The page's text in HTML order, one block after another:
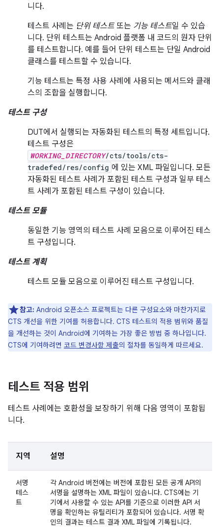
니다.
테스트 사례는 단위 테스트또는 기능 테스트일 수 있습
니다. 단위 테스트는 Android 플랫폼 내 코드의 원자 단위
를 테스트합니다. 예를 들어 단위 테스트는 단일 Android
클래스를 테스트할 수 있습니다.
기능 테스트는 특정 사용 사례에 사용되는 메서드와 클래
스의 조합을 실행합니다.
테스트 구성
DUT에서 실행되는 자동화된 테스트의 특정 세트입니다.
테스트 구성은
WORKING_DIRECTORY/cts/tools/cts-
tradefed/res/config 에 있는 XML 파일입니다. 모든
자동화된 테스트 사례가 포함된 테스트 구성과 일부 테스
트 사례가 포함된 테스트 구성이 있습니다.
테스트 모듈
동일한 기능 영역의 테스트 사례 모음으로 이루어진 테스
트 구성입니다.
테스트 계획
테스트 모듈 모음으로 이루어진 테스트 구성입니다.
참고: Android 오픈소스 프로젝트는 다른 구성요소와 마찬가지로
CTS 개선을 위한 기여를 허용합니다. CTS 테스트의 적용 범위와 품질
을 개선하는 것이 Android에 기여하는 가장 좋은 방법 중 하나입니다.
CTS에 기여하려면 코드 변경사항 제출의 절차를 동일하게 따르세요.
테스트 적용 범위
테스트 사례에는 호환성을 보장하기 위해 다음 영역이 포함됩
니다.
지역 설명
서명
테스
트
각 Android 버전에는 버전에 포함된 모든 공개 API의
서명을 설명하는 XML 파일이 있습니다. CTS에는 기
기에서 사용할 수 있는 API를 기준으로 이러한 API 서
명을 확인하는 유틸리티가 포함되어 있습니다. 서명 확
인의 결과는 테스트 결과 XML 파일에 기록됩니다.